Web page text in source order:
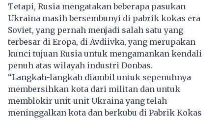
Tetapi, Rusia mengatakan beberapa pasukan
Ukraina masih bersembunyi di pabrik kokas era
Soviet, yang pernah menjadi salah satu yang
terbesar di Eropa, di Avdiivka, yang merupakan
kunci tujuan Rusia untuk mengamankan kendali
penuh atas wilayah industri Donbas.
“Langkah-langkah diambil untuk sepenuhnya
membersihkan kota dari militan dan untuk
memblokir unit-unit Ukraina yang telah
meninggalkan kota dan berkubu di Pabrik Kokas